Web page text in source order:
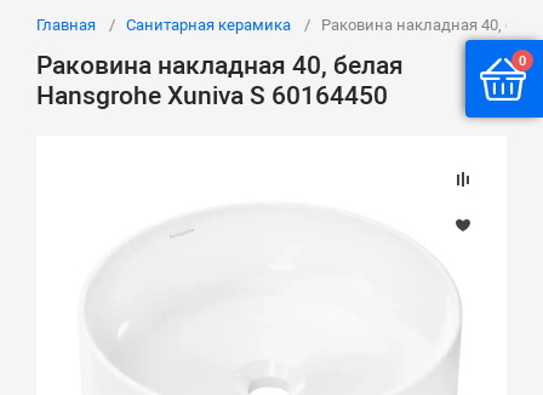
Главная Санитарная керамика Раковина накладная 40,
Раковина накладная 40, белая
Hansgrohe Xuniva S 60164450
0